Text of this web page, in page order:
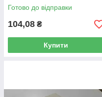
Готово до відправки
104,08 ₴
Купити